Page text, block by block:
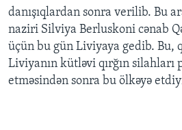
LEARNING ENGLISH
BIZI IZLƏYIN
danışıqlardan sonra verilib. Bu
naziri Silviya Berluskoni cənab
üçün bu gün Liviyaya gedib. Bu,
Liviyanın kütləvi qırğın
etməsindən sonra bu ölkəyə